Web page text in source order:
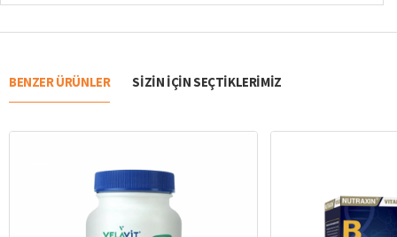
BENZER ÜRÜNLER SIZIN IÇIN SEÇTIKLERIMIZ